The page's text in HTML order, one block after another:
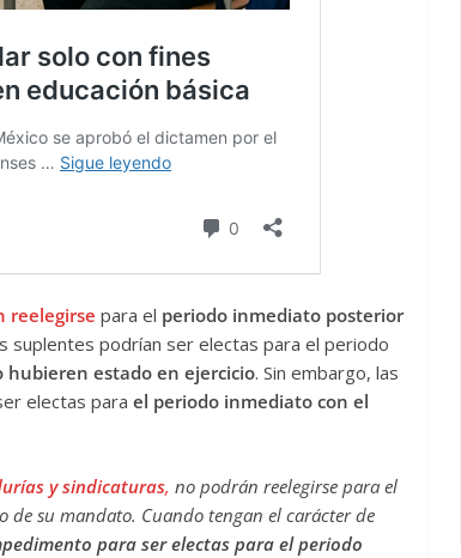
reelegirse para el periodo inmediato posterior
suplentes podrían ser electas para el periodo
hubieren estado en ejercicio. Sin embargo, las
electas para el periodo inmediato con el
y sindicaturas, no podrán reelegirse para el
su mandato. Cuando tengan el carácter de
para ser electas para el periodo